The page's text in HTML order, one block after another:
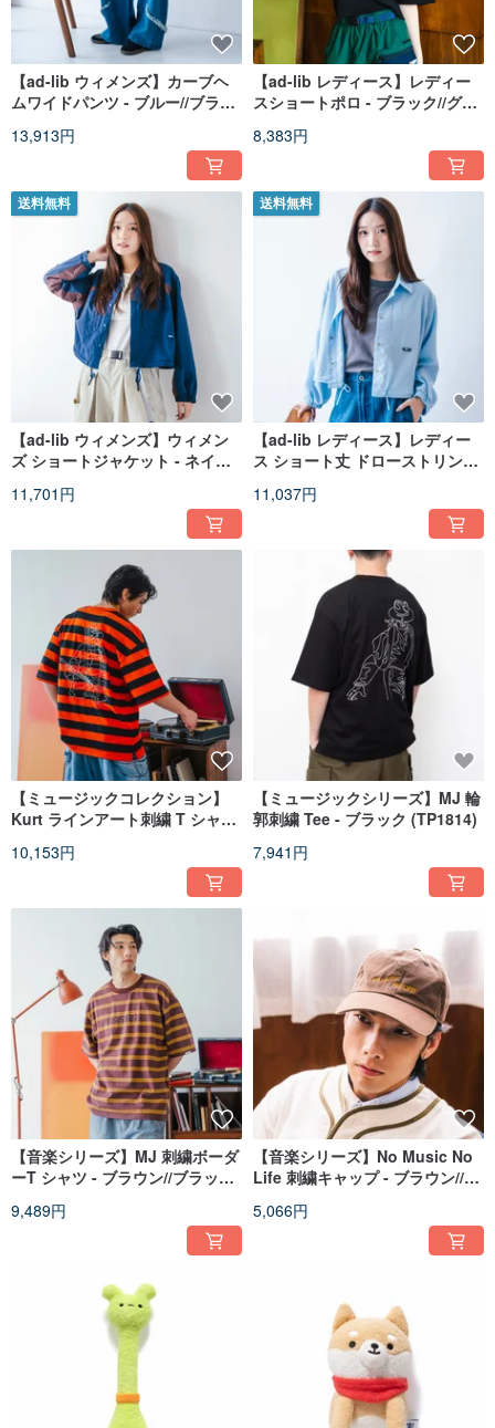
【ad-lib ウィメンズ】カーブヘ
ムワイドパンツ - ブルー//ブラッ
13,913円
【ad-lib レディース】レディー
スショートポロ - ブラック//グレ
8,383円
送料無料
【ad-lib ウィメンズ】ウィメン
ズ ショートジャケット - ネイビ
11,701円
送料無料
【ad-lib レディース】レディー
ス ショート丈 ドローストリング
イト (BL011)
11,037円
【ミュージックコレクション】
Kurt ラインアート刺繍 T シャツ
10,153円
【ミュージックシリーズ】MJ 輪
郭刺繍 Tee - ブラック (TP1814)
7,941円
【音楽シリーズ】MJ 刺繍ボーダ
ーT シャツ - ブラウン//ブラック
9,489円
【音楽シリーズ】No Music No
Life 刺繍キャップ - ブラウン//ブ
5,066円